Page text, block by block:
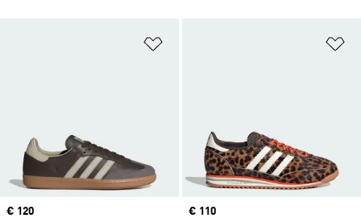
Precio
€ 120
Precio
€ 110